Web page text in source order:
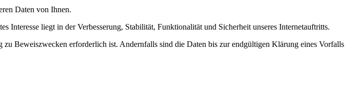
Daten von Ihnen.
liegt in der Verbesserung, Stabilität, Funktionalität und Sicherheit unseres Internetauftritts.
Beweiszwecken erforderlich ist. Andernfalls sind die Daten bis zur endgültigen Klärung eines Vorfalls